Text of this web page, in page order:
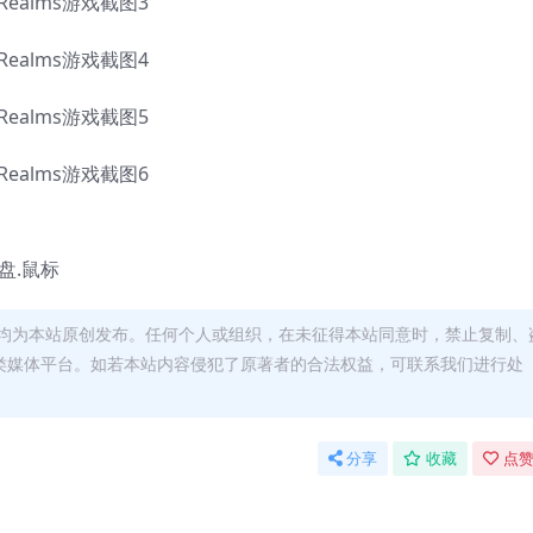
.鼠标
本站原创发布。任何个人或组织，在未征得本站同意时，禁止复制、
体平台。如若本站内容侵犯了原著者的合法权益，可联系我们进行处
分享 收藏 点